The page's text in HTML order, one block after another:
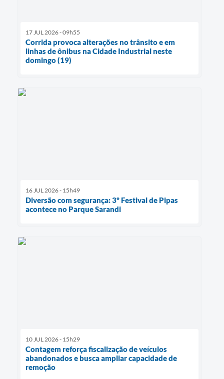
17 JUL 2026 - 09h55
Corrida provoca alterações no trânsito e em
linhas de ônibus na Cidade Industrial neste
domingo (19)
16 JUL 2026 - 15h49
Diversão com segurança: 3º Festival de Pipas
acontece no Parque Sarandi
10 JUL 2026 - 15h29
Contagem reforça fiscalização de veículos
abandonados e busca ampliar capacidade de
remoção